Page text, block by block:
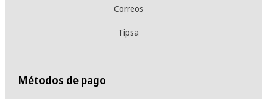
Correos
Tipsa
Métodos de pago